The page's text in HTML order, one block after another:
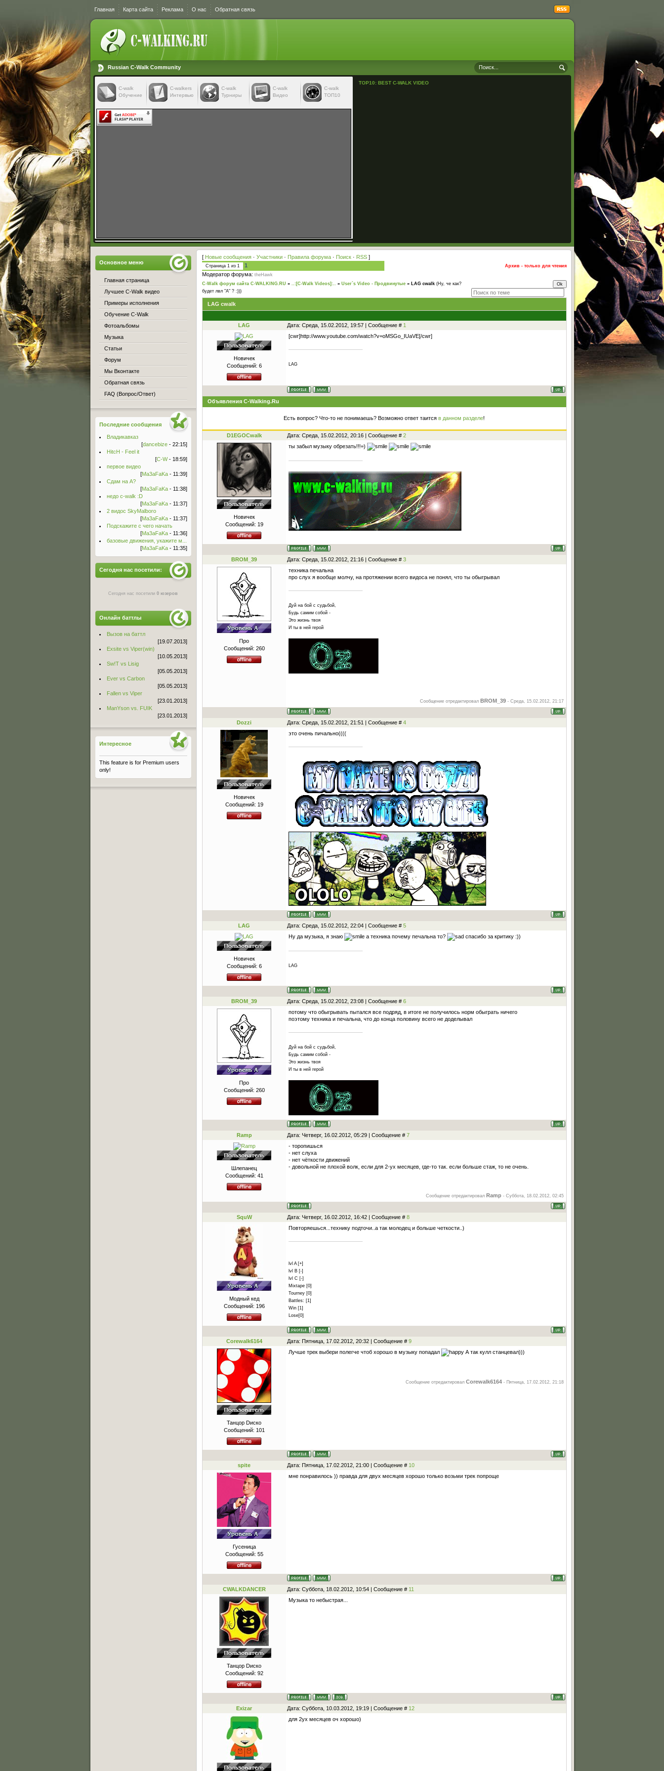
Главная Карта сайта Реклама О нас Обратная связь
Russian C-Walk Community
C-walk
Обучение
C-walkers
Интервью
С-walk
Турниры
С-walk
Видео
C-walk
ТОП10
TOP10: BEST C-WALK VIDEO
[ Новые сообщения· Участники· Правила форума· Поиск· RSS]
Страница 1из 1 1 Архив - только для чтения
Модератор форума: theHawk
C-Walk форум сайта C-WALKING.RU » ..:[C-Walk Videos]:.. » User`s Video - Продвинутые » LAG cwalk (Ну, че как?
будет лвл "A" ? :)))
LAG cwalk
LAG Дата: Среда, 15.02.2012, 19:57 | Сообщение # 1
Новичек
Сообщений: 6
[cwr]http://www.youtube.com/watch?v=oMSGo_IUaVE[/cwr]
LAG
Объявления C-Walking.Ru
Есть вопрос? Что-то не понимаешь? Возможно ответ таится в данном разделе!
D1EGOCwalk Дата: Среда, 15.02.2012, 20:16 | Сообщение # 2
Новичек
Сообщений: 19
ты забыл музыку обрезать!!!=)
BROM_39 Дата: Среда, 15.02.2012, 21:16 | Сообщение # 3
Про
Сообщений: 260
техника печальна
про слух я вообще молчу, на протяжении всего видоса не понял, что ты обыгрывал
Дуй на бой с судьбой,
Будь самим собой -
Это жизнь твоя
И ты в ней герой
Сообщение отредактировал BROM_39- Среда, 15.02.2012, 21:17
Dozzi Дата: Среда, 15.02.2012, 21:51 | Сообщение # 4
Новичек
Сообщений: 19
это очень пичально((((
LAG Дата: Среда, 15.02.2012, 22:04 | Сообщение # 5
Новичек
Сообщений: 6
Ну да музыка, я знаю а техника почему печальна то? спасибо за критику :))
LAG
BROM_39 Дата: Среда, 15.02.2012, 23:08 | Сообщение # 6
Про
Сообщений: 260
потому что обыгрывать пытался все подряд, в итоге не получилось норм обыграть ничего
поэтому техника и печальна, что до конца половину всего не доделывал
Дуй на бой с судьбой,
Будь самим собой -
Это жизнь твоя
И ты в ней герой
Ramp Дата: Четверг, 16.02.2012, 05:29 | Сообщение # 7
Шлепанец
Сообщений: 41
- торопишься
- нет слуха
- нет чёткости движений
- довольной не плохой волк, если для 2-ух месяцев, где-то так. если больше стаж, то не очень.
Сообщение отредактировал Ramp- Суббота, 18.02.2012, 02:45
SquW Дата: Четверг, 16.02.2012, 16:42 | Сообщение # 8
Модный кед
Сообщений: 196
Повторяешься...технику подточи..а так молодец и больше четкости..)
lvl A [+]
lvl B [-]
lvl C [-]
Mixtape [0]
Tourney [0]
Battles: [1]
Win [1]
Lose[0]
Corewalk6164 Дата: Пятница, 17.02.2012, 20:32 | Сообщение # 9
Танцор Dиско
Сообщений: 101
Лучше трек выбери полегче чтоб хорошо в музыку попадал А так кулл станцевал)))
Сообщение отредактировал Corewalk6164- Пятница, 17.02.2012, 21:18
spite Дата: Пятница, 17.02.2012, 21:00 | Сообщение # 10
Гусеница
Сообщений: 55
мне понравилось )) правда для двух месяцев хорошо только возьми трек попроще
CWALKDANCER Дата: Суббота, 18.02.2012, 10:54 | Сообщение # 11
Танцор Dиско
Сообщений: 92
Музыка то небыстрая...
Exizar Дата: Суббота, 10.03.2012, 19:19 | Сообщение # 12
для 2ух месяцев оч хорошо)
Основное меню
Главная страница
Лучшее C-Walk видео
Примеры исполнения
Обучение C-Walk
Фотоальбомы
Музыка
Статьи
Форум
Мы Вконтакте
Обратная связь
FAQ (Вопрос/Ответ)
Последние сообщения
Владикавказ
[dancebize- 22:15]
HitcH - Feel it
[C-W- 18:59]
первое видео
[Ma3aFaKa- 11:39]
Сдам на А?
[Ma3aFaKa- 11:38]
недо c-walk :D
[Ma3aFaKa- 11:37]
2 видос SkyMalboro
[Ma3aFaKa- 11:37]
Подскажите с чего начать
[Ma3aFaKa- 11:36]
базовые движения, укажите м...
[Ma3aFaKa- 11:35]
Сегодня нас посетили:
Сегодня нас посетили 0 юзеров
Онлайн баттлы
Вызов на баттл
[19.07.2013]
Exsite vs Viper(win)
[10.05.2013]
Sw!T vs Lisig
[05.05.2013]
Ever vs Carbon
[05.05.2013]
Fallen vs Viper
[23.01.2013]
ManYson vs. FUIK
[23.01.2013]
Интересное
This feature is for Premium users
only!